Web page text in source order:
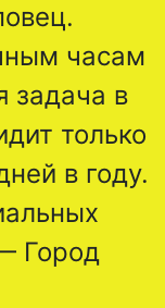
часам
задача в
только
в году.
Город